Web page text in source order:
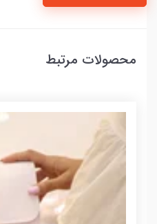
محصولات مرتبط